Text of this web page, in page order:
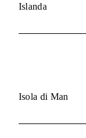
Islanda
Isola di Man